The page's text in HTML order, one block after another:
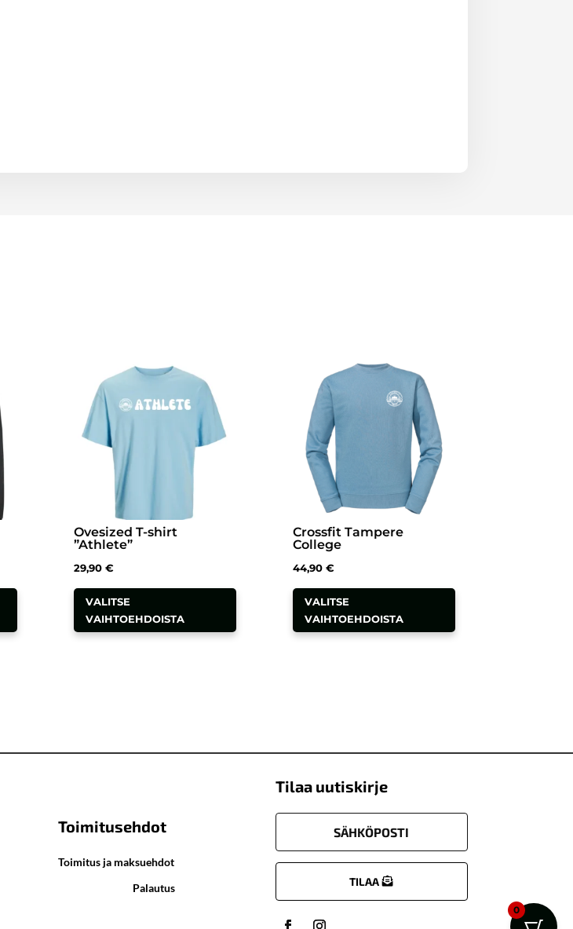
Tällä
on
tuotteen
Ovesized T-shirt
”Athlete”
29,90€
VALITSE
VAIHTOEHDOISTA
Tällä
on
tuotteen
Crossfit Tampere
College
44,90€
VALITSE
VAIHTOEHDOISTA
Tällä
on
tuotteen
Toimitusehdot
Toimitus ja maksuehdot
Palautus
Tilaa uutiskirje
TILAA
0